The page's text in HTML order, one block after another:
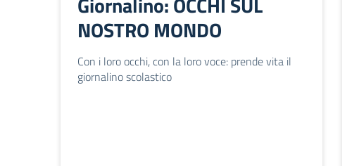
NOSTRO MONDO
Con i loro occhi, con la loro voce: prende vita il
giornalino scolastico